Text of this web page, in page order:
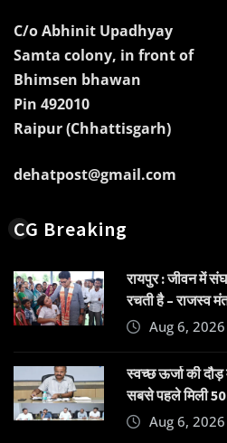
C/o Abhinit Upadhyay
Samta colony, in front of
Bhimsen bhawan
Pin 492010
Raipur (Chhattisgarh)
dehatpost@gmail.com
CG Breaking
रायपुर : जीवन में
रचती है – राजस्व
Aug 6, 2026
स्वच्छ ऊर्जा की
सबसे पहले मिली 50
Aug 6, 2026